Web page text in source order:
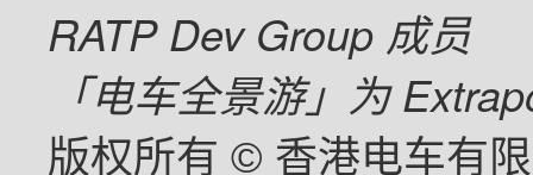
RATP Dev Group 成员
「电车全景游」为
版权所有 © 香港电车有